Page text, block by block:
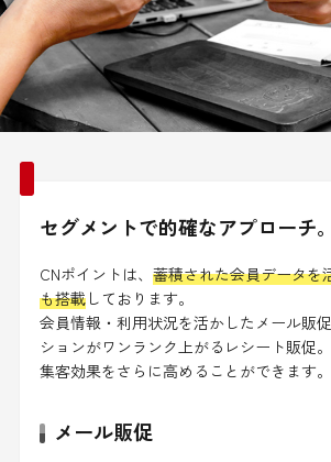
セグメントで的確なアプローチ。
CNポイントは、 蓄積された会員データを
も搭載しております。
会員情報・利用状況を活かしたメール販
ションがワンランク上がるレシート販促
集客効果をさらに高めることができます。
メール販促